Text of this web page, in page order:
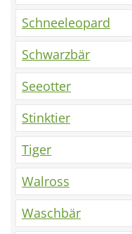
Schneeleopard
Schwarzbär
Seeotter
Stinktier
Tiger
Walross
Waschbär